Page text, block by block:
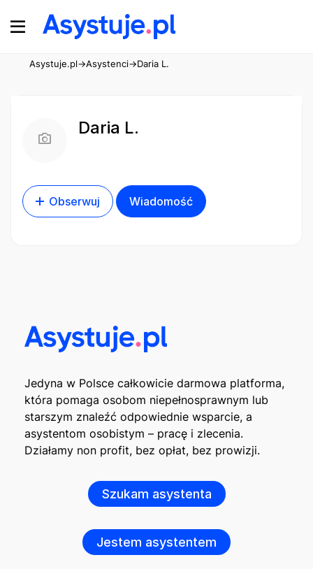
Asystuje.pl→Asystenci→Daria L.
Daria L.
Obserwuj Wiadomość
Jedyna w Polsce całkowicie darmowa platforma,
która pomaga osobom niepełnosprawnym lub
starszym znaleźć odpowiednie wsparcie, a
asystentom osobistym – pracę i zlecenia.
Działamy non profit, bez opłat, bez prowizji.
Szukam asystenta
Jestem asystentem